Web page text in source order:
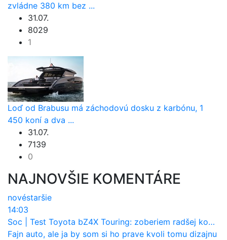
zvládne 380 km bez ...
31.07.
8029
1
Loď od Brabusu má záchodovú dosku z karbónu, 1
450 koní a dva ...
31.07.
7139
0
NAJNOVŠIE KOMENTÁRE
novéstaršie
14:03
Soc
Test Toyota bZ4X Touring: zoberiem radšej kombi
Fajn auto, ale ja by som si ho prave kvoli tomu dizajnu